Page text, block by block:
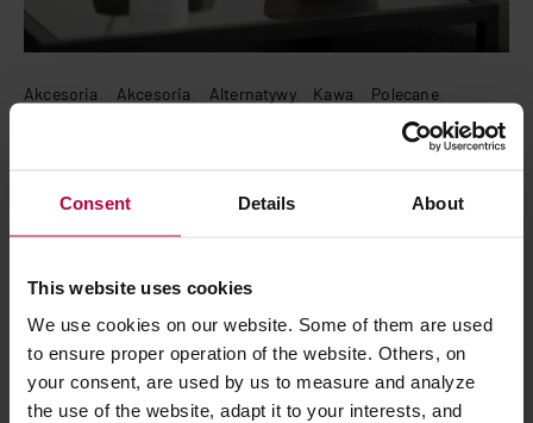
Consent Details About
This website uses cookies
We use cookies on our website. Some of them are used
to ensure proper operation of the website. Others, on
your consent, are used by us to measure and analyze
the use of the website, adapt it to your interests, and
Akcesoria Akcesoria Alternatywy Kawa
Polecane
6 września 2019 Marcin Rzońca
się mieć coś prostego i robiącego na raz dużą porcję, bez
Ale…
CZYTAJ WPIS